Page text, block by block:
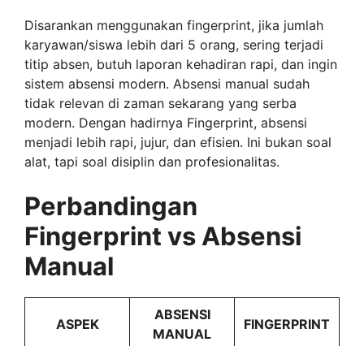
Disarankan menggunakan fingerprint, jika jumlah
karyawan/siswa lebih dari 5 orang, sering terjadi
titip absen, butuh laporan kehadiran rapi, dan ingin
sistem absensi modern. Absensi manual sudah
tidak relevan di zaman sekarang yang serba
modern. Dengan hadirnya Fingerprint, absensi
menjadi lebih rapi, jujur, dan efisien. Ini bukan soal
alat, tapi soal disiplin dan profesionalitas.
Perbandingan
Fingerprint vs Absensi
Manual
ASPEK
ABSENSI
MANUAL
FINGERPRINT